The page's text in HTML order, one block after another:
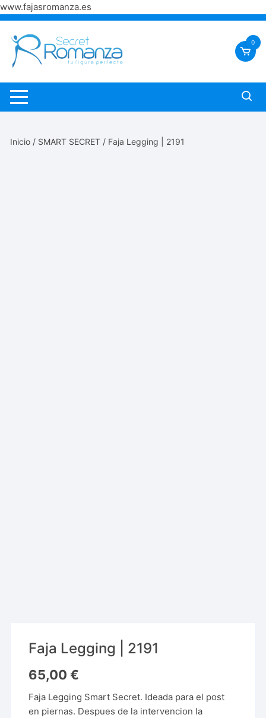
www.fajasromanza.es
Saltar
contenido
0
Inicio / SMART SECRET / Faja Legging | 2191
Faja Legging | 2191
65,00€
Faja Legging Smart Secret. Ideada para el post
en piernas. Despues de la intervencion la